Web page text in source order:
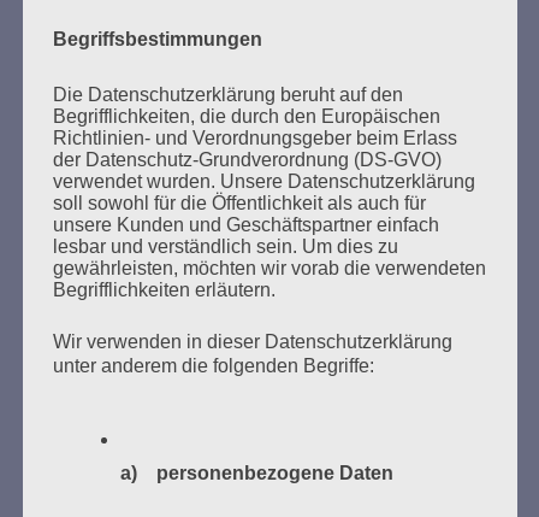
Esther Bejarano - 6. September 2019
SUCHEN
NACH:
MARATHONLESUNG AUS DEN
VERBRANNTEN BÜCHERN
Begriffsbestimmungen
Die Datenschutzerklärung beruht auf den
Begrifflichkeiten, die durch den Europäischen
Richtlinien- und Verordnungsgeber beim Erlass
der Datenschutz-Grundverordnung (DS-GVO)
verwendet wurden. Unsere Datenschutzerklärung
soll sowohl für die Öffentlichkeit als auch für
unsere Kunden und Geschäftspartner einfach
lesbar und verständlich sein. Um dies zu
gewährleisten, möchten wir vorab die verwendeten
Begrifflichkeiten erläutern.
Wir verwenden in dieser Datenschutzerklärung
unter anderem die folgenden Begriffe:
a) personenbezogene Daten